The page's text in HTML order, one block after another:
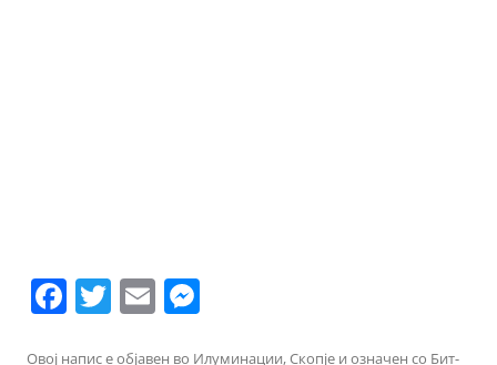
F T E
Овој напис е објавен во Илуминации,Скопје и означен со Бит-